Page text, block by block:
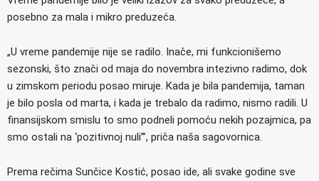
posebno za mala i mikro preduzeća.
„U vreme pandemije nije se radilo. Inače, mi funkcionišemo
sezonski, što znači od maja do novembra intezivno radimo, dok
u zimskom periodu posao miruje. Kada je bila pandemija, taman
je bilo posla od marta, i kada je trebalo da radimo, nismo radili. U
finansijskom smislu to smo podneli pomoću nekih pozajmica, pa
smo ostali na ‘pozitivnoj nuli’”, priča naša sagovornica.
Prema rečima Sunčice Kostić, posao ide, ali svake godine sve